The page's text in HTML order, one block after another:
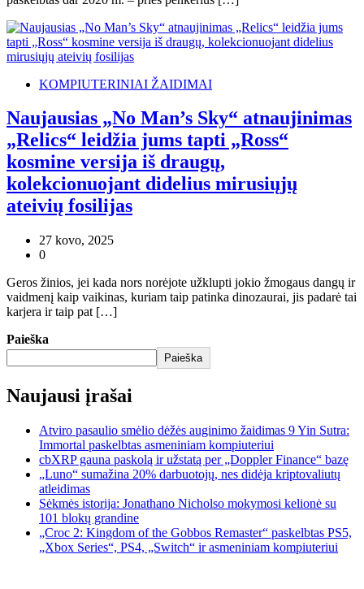
KOMPIUTERINIAI ŽAIDIMAI
Naujausias „No Man’s Sky“ atnaujinimas
„Relics“ leidžia jums tapti „Ross“
kosmine versija iš draugų,
kolekcionuojant didelius mirusiųjų
ateivių fosilijas
27 kovo, 2025
0
Geros žinios, jei kada nors norėjote užklupti jokio žmogaus dangų ir
vaidmenį kaip vaikinas, kuriam taip patinka dinozaurai, jis padarė tai
karjera ir taip pat […]
Paieška
Paieška
Naujausi įrašai
Atviro pasaulio smėlio dėžės auginimo žaidimas 9 Yin Sutra:
Immortal paskelbtas asmeniniam kompiuteriui
cbXRP gauna paskolą ir užstatą per „Doppler Finance“ bazę
„Luno“ sumažina 20% darbuotojų, nes didėja kriptovaliutų
atleidimas
Sėkmės istorija: Jonathano Nicholso mokymosi kelionė su
101 blokų grandine
„Croc 2: Kingdom of the Gobbos Remaster“ paskelbtas PS5,
„Xbox Series“, PS4, „Switch“ ir asmeniniam kompiuteriui